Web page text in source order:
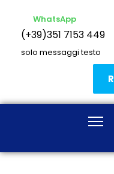
WhatsApp
(+39)351 7153 449
solo messaggi testo